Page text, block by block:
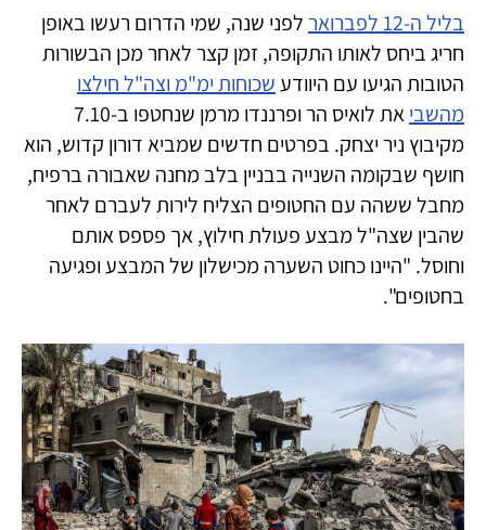
בליל ה-12 לפברואר
לפני שנה, שמי הדרום רעשו באופן
חריג ביחס לאותו התקופה, זמן קצר לאחר מכן הבשורות
הטובות הגיעו עם היוודעשכוחות ימ"מ וצה"ל חילצו
מהשבי
את לואיס הר ופרננדו מרמן שנחטפו ב-7.10
מקיבוץ ניר יצחק. בפרטים חדשים שמביא דורון קדוש, הוא
חושף שבקומה השנייה בבניין בלב מחנה שאבורה ברפיח,
מחבל ששהה עם החטופים הצליח לירות לעברם לאחר
שהבין שצה"ל מבצע פעולת חילוץ, אך פספס אותם
וחוסל. "היינו כחוט השערה מכישלון של המבצע ופגיעה
בחטופים".